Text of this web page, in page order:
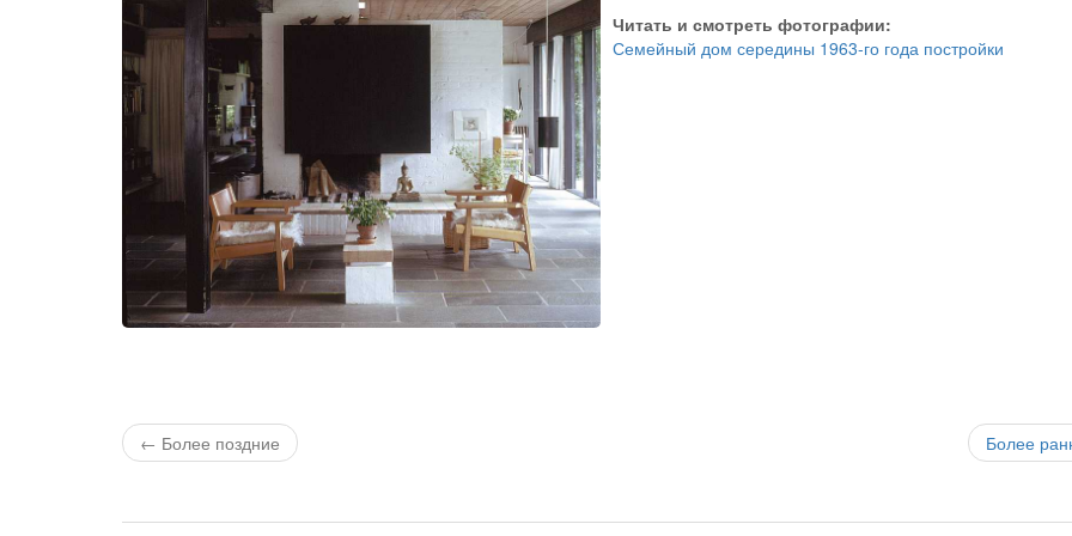
Читать и смотреть фотографии:
Семейный дом середины 1963-го года постройки
← Более поздние Более